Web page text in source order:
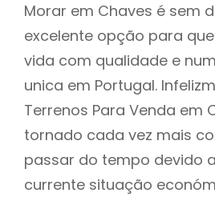
Morar em Chaves é sem
excelente opção para
vida com qualidade e
unica em Portugal.
Terrenos Para Venda em
tornado cada vez mais
passar do tempo devido
currente situação